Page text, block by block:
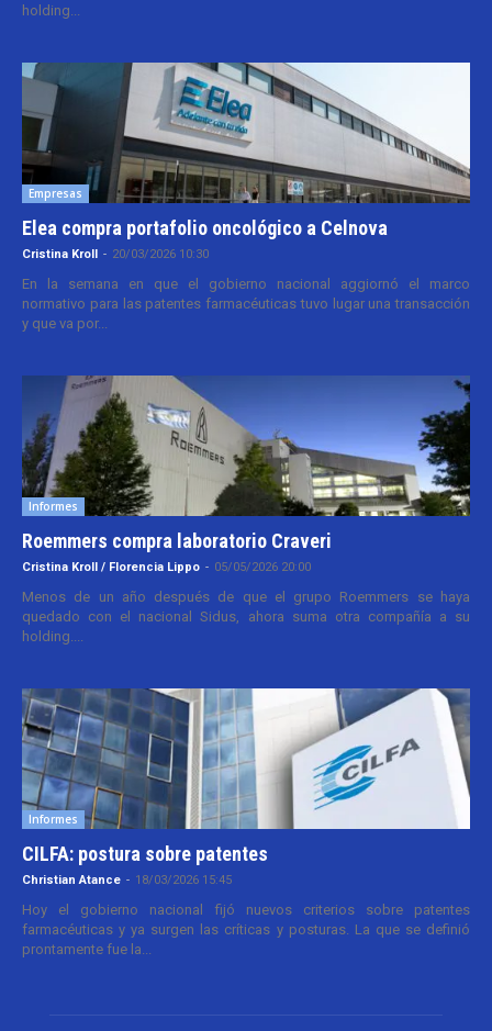
holding...
Empresas
Elea compra portafolio oncológico a Celnova
Cristina Kroll - 20/03/2026 10:30
En la semana en que el gobierno nacional aggiornó el marco
normativo para las patentes farmacéuticas tuvo lugar una transacción
y que va por...
Informes
Roemmers compra laboratorio Craveri
Cristina Kroll / Florencia Lippo - 05/05/2026 20:00
Menos de un año después de que el grupo Roemmers se haya
quedado con el nacional Sidus, ahora suma otra compañía a su
holding....
Informes
CILFA: postura sobre patentes
Christian Atance - 18/03/2026 15:45
Hoy el gobierno nacional fijó nuevos criterios sobre patentes
farmacéuticas y ya surgen las críticas y posturas. La que se definió
prontamente fue la...